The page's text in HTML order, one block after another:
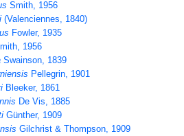
Smith, 1956
(Valenciennes, 1840)
Fowler, 1935
1956
Swainson, 1839
Pellegrin, 1901
Bleeker, 1861
De Vis, 1885
Günther, 1909
Gilchrist & Thompson, 1909